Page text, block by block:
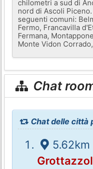
chilometri a sud di
nord di Ascoli
seguenti comuni:
Fermo, Francavilla
Fermana,
Monte Vidon
Chat
Chat delle città
5.62km